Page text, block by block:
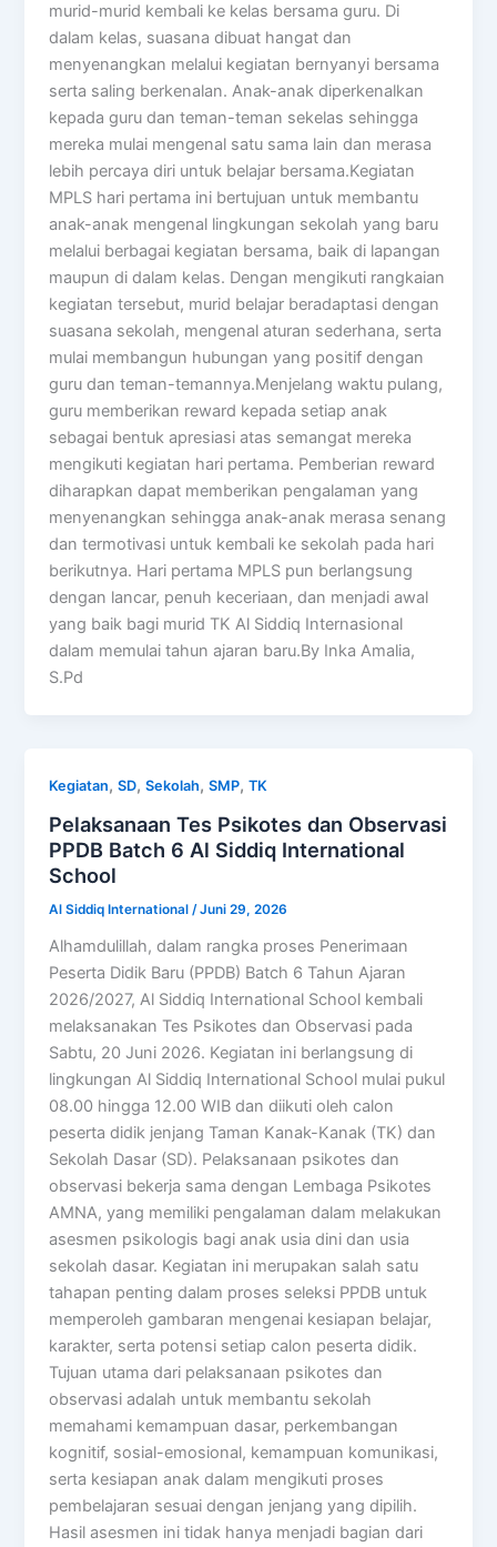
murid-murid kembali ke kelas bersama guru. Di
dalam kelas, suasana dibuat hangat dan
menyenangkan melalui kegiatan bernyanyi bersama
serta saling berkenalan. Anak-anak diperkenalkan
kepada guru dan teman-teman sekelas sehingga
mereka mulai mengenal satu sama lain dan merasa
lebih percaya diri untuk belajar bersama.Kegiatan
MPLS hari pertama ini bertujuan untuk membantu
anak-anak mengenal lingkungan sekolah yang baru
melalui berbagai kegiatan bersama, baik di lapangan
maupun di dalam kelas. Dengan mengikuti rangkaian
kegiatan tersebut, murid belajar beradaptasi dengan
suasana sekolah, mengenal aturan sederhana, serta
mulai membangun hubungan yang positif dengan
guru dan teman-temannya.Menjelang waktu pulang,
guru memberikan reward kepada setiap anak
sebagai bentuk apresiasi atas semangat mereka
mengikuti kegiatan hari pertama. Pemberian reward
diharapkan dapat memberikan pengalaman yang
menyenangkan sehingga anak-anak merasa senang
dan termotivasi untuk kembali ke sekolah pada hari
berikutnya. Hari pertama MPLS pun berlangsung
dengan lancar, penuh keceriaan, dan menjadi awal
yang baik bagi murid TK Al Siddiq Internasional
dalam memulai tahun ajaran baru.By Inka Amalia,
S.Pd
Kegiatan,SD,Sekolah,SMP,TK
Pelaksanaan Tes Psikotes dan Observasi
PPDB Batch 6 Al Siddiq International
School
Al Siddiq International/Juni 29, 2026
Alhamdulillah, dalam rangka proses Penerimaan
Peserta Didik Baru (PPDB) Batch 6 Tahun Ajaran
2026/2027, Al Siddiq International School kembali
melaksanakan Tes Psikotes dan Observasi pada
Sabtu, 20 Juni 2026. Kegiatan ini berlangsung di
lingkungan Al Siddiq International School mulai pukul
08.00 hingga 12.00 WIB dan diikuti oleh calon
peserta didik jenjang Taman Kanak-Kanak (TK) dan
Sekolah Dasar (SD). Pelaksanaan psikotes dan
observasi bekerja sama dengan Lembaga Psikotes
AMNA, yang memiliki pengalaman dalam melakukan
asesmen psikologis bagi anak usia dini dan usia
sekolah dasar. Kegiatan ini merupakan salah satu
tahapan penting dalam proses seleksi PPDB untuk
memperoleh gambaran mengenai kesiapan belajar,
karakter, serta potensi setiap calon peserta didik.
Tujuan utama dari pelaksanaan psikotes dan
observasi adalah untuk membantu sekolah
memahami kemampuan dasar, perkembangan
kognitif, sosial-emosional, kemampuan komunikasi,
serta kesiapan anak dalam mengikuti proses
pembelajaran sesuai dengan jenjang yang dipilih.
Hasil asesmen ini tidak hanya menjadi bagian dari